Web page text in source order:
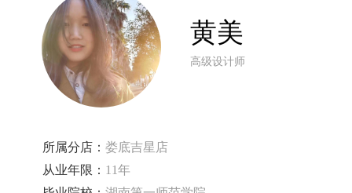
黄美
高级设计师
所属分店： 娄底吉星店
从业年限： 11年